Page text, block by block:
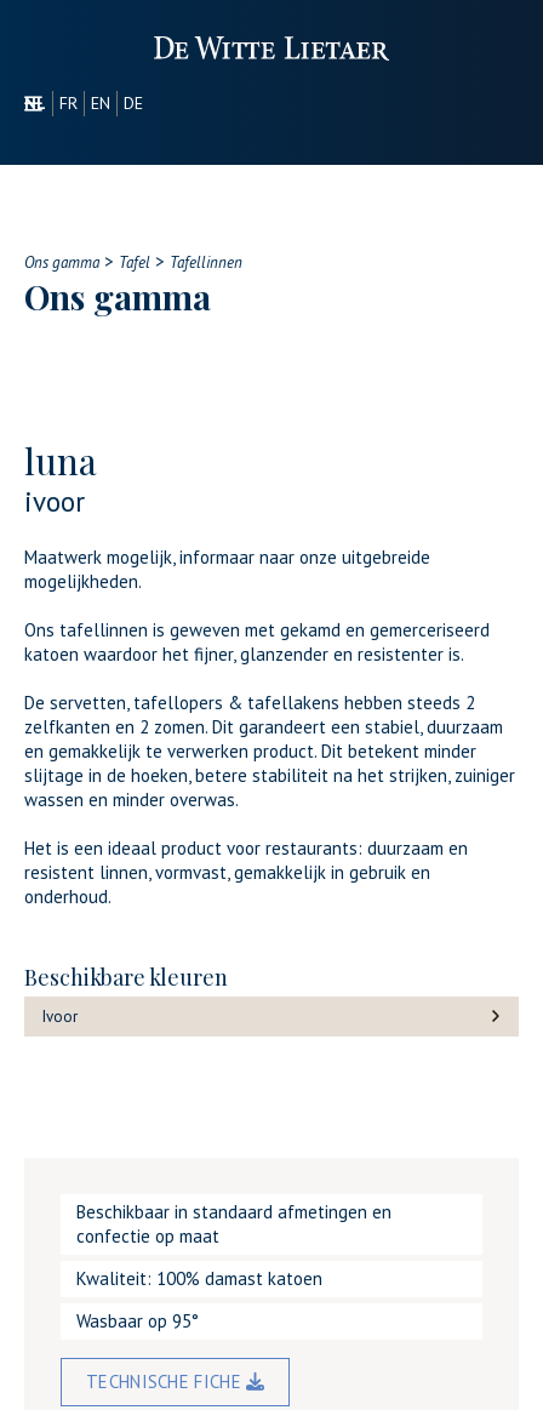
NL FR EN
DE
ONS GAMMA
CONTACT
Ons gamma> Tafel > Tafellinnen
Ons gamma
luna
ivoor
Maatwerk mogelijk, informaar naar onze uitgebreide
mogelijkheden.
Ons tafellinnen is geweven met gekamd en gemerceriseerd
katoen waardoor het fijner, glanzender en resistenter is.
De servetten, tafellopers & tafellakens hebben steeds 2
zelfkanten en 2 zomen. Dit garandeert een stabiel, duurzaam
en gemakkelijk te verwerken product. Dit betekent minder
slijtage in de hoeken, betere stabiliteit na het strijken, zuiniger
wassen en minder overwas.
Het is een ideaal product voor restaurants: duurzaam en
resistent linnen, vormvast, gemakkelijk in gebruik en
onderhoud.
Beschikbare kleuren
Ivoor
Beschikbaar in standaard afmetingen en
confectie op maat
Kwaliteit: 100% damast katoen
Wasbaar op 95°
TECHNISCHE FICHE